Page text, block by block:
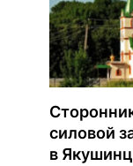
силовой
в